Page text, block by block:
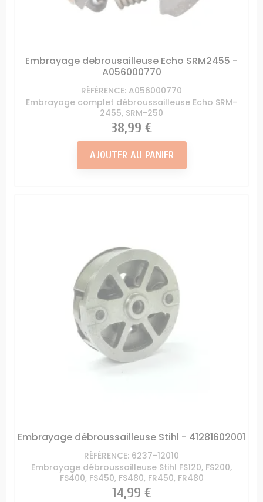
Embrayage debrousailleuse Echo SRM2455 -
A056000770
RÉFÉRENCE: A056000770
Embrayage complet débroussailleuse Echo SRM-
2455, SRM-250
Prix
38,99 €
AJOUTER AU PANIER
Embrayage débroussailleuse Stihl - 41281602001
RÉFÉRENCE: 6237-12010
Embrayage débroussailleuse Stihl FS120, FS200,
FS400, FS450, FS480, FR450, FR480
Prix
14,99 €